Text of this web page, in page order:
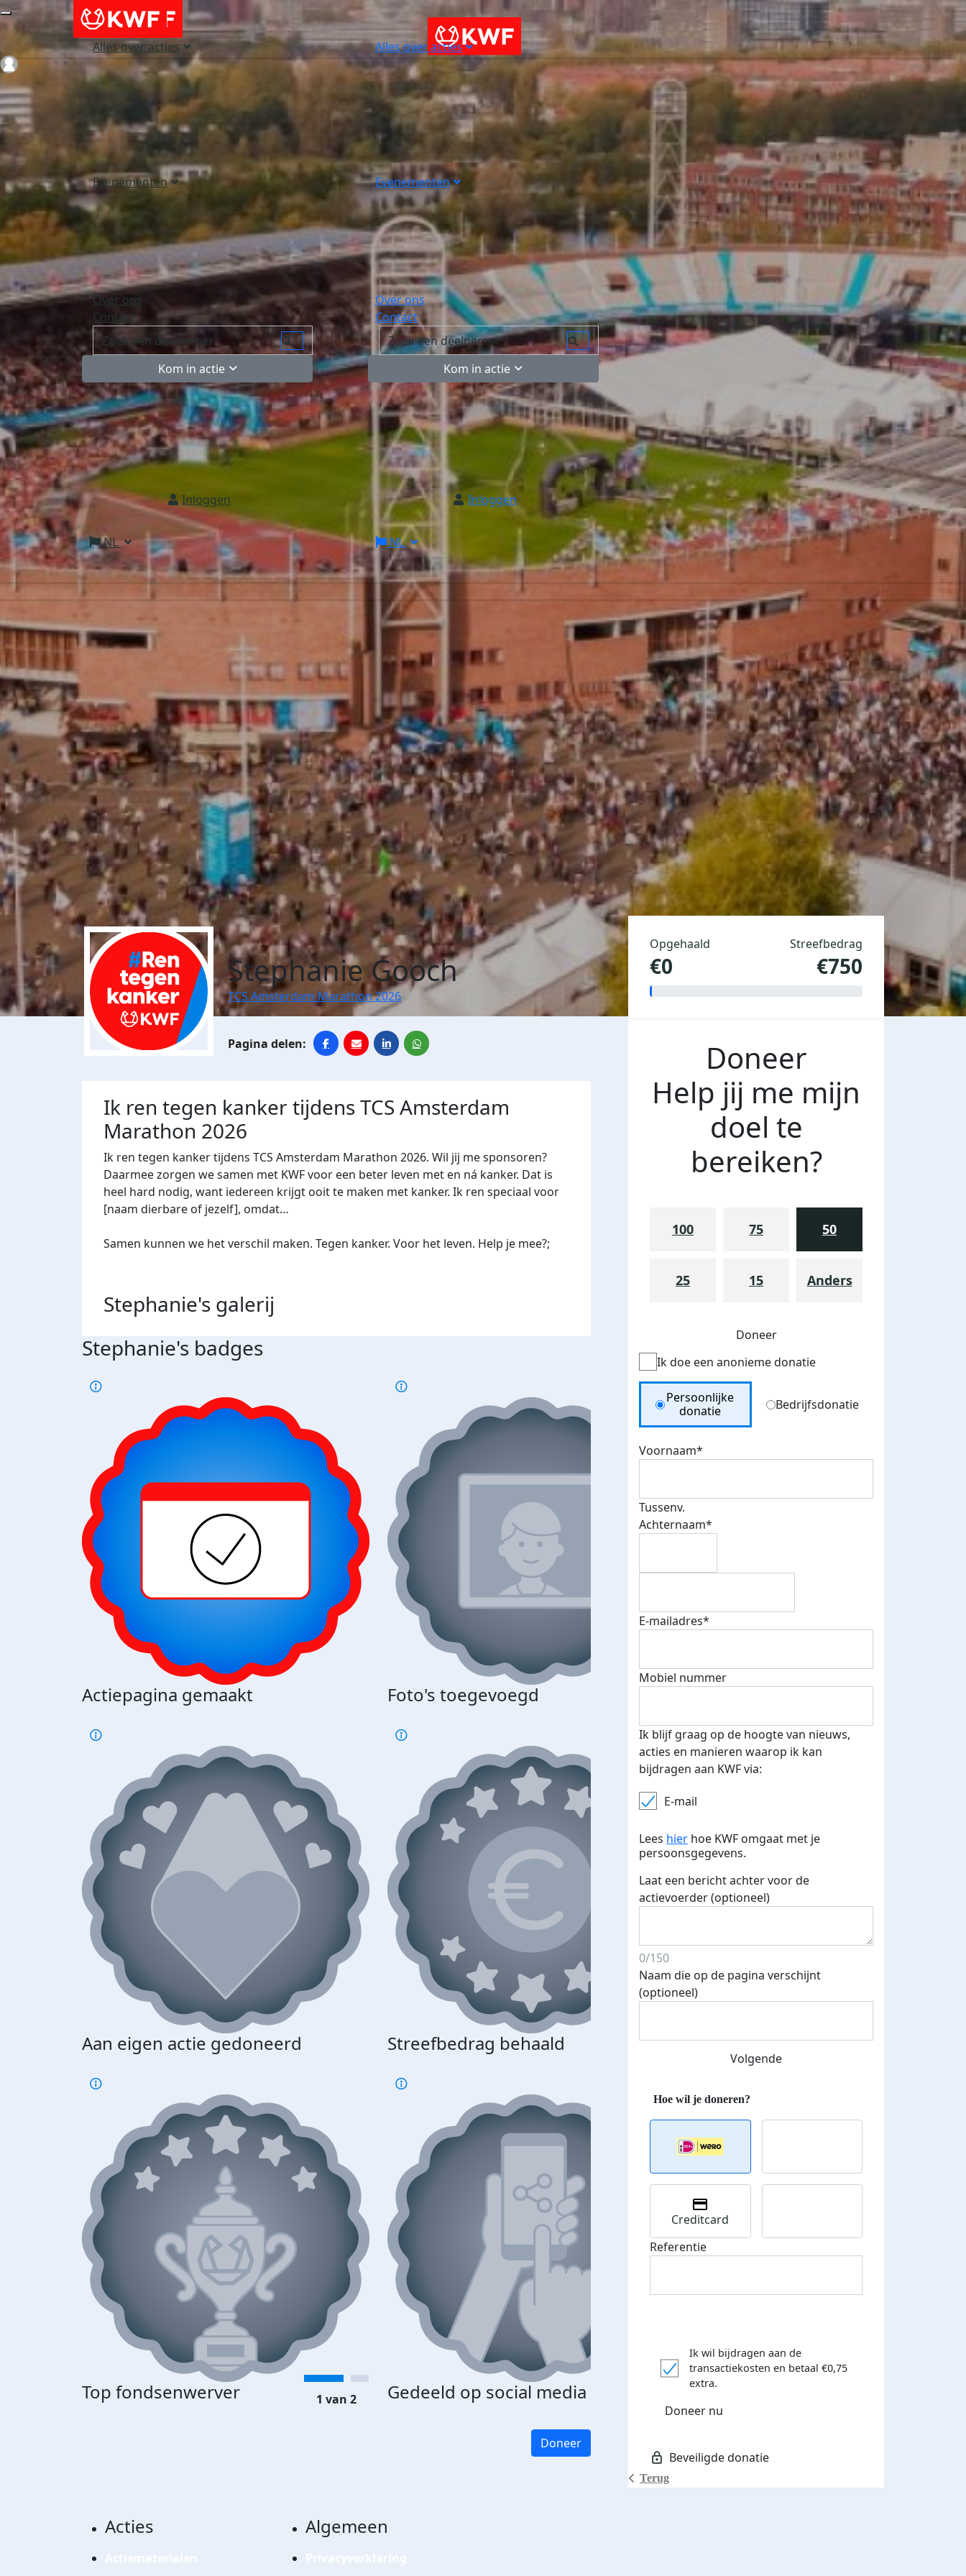
Alles over acties
Evenementen
Over ons
Contact
Kom in actie
Inloggen
NL
Alles over acties
Evenementen
Over ons
Contact
Kom in actie
Inloggen
NL
Login
Stephanie Gooch
TCS Amsterdam Marathon 2026
Ik ren tegen kanker tijdens TCS Amsterdam
Marathon 2026
Ik ren tegen kanker tijdens TCS Amsterdam Marathon 2026. Wil jij me sponsoren?
Daarmee zorgen we samen met KWF voor een beter leven met en ná kanker. Dat is
heel hard nodig, want iedereen krijgt ooit te maken met kanker. Ik ren speciaal voor
[naam dierbare of jezelf], omdat…
Samen kunnen we het verschil maken. Tegen kanker. Voor het leven. Help je mee?;
Stephanie's galerij
Stephanie's badges
Actiepagina gemaakt Foto's toegevoegd E-mails verstuurd
Aan eigen actie gedoneerd Streefbedrag behaald Streefbedrag verhoogd
Top fondsenwerver Gedeeld op social media Donateurs bedankt
€500 euro opgehaald: t-shirt
1 van 2
Doneer
Opgehaald
€0
Streefbedrag
€750
Doneer
Help jij me mijn
doel te
bereiken?
100 75 50
25 15 Anders
Doneer
Ik doe een anonieme donatie
Donation Type
Persoonlijke
donatie
Bedrijfsdonatie
Voornaam*
Tussenv.
Achternaam*
E-mailadres*
Mobiel nummer
Ik blijf graag op de hoogte van nieuws,
acties en manieren waarop ik kan
bijdragen aan KWF via:
E-mail
Lees hier hoe KWF omgaat met je
persoonsgegevens.
Laat een bericht achter voor de
actievoerder (optioneel)
0/150
Naam die op de pagina verschijnt
(optioneel)
Volgende
Terug
Creditcard
Referentie
Ik wil bijdragen aan de
transactiekosten en betaal €0,75
extra.
Doneer nu
Acties Algemeen